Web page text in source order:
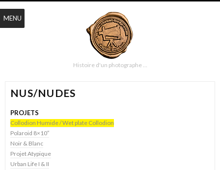
Histoire d'un photographe …
NUS/NUDES
PROJETS
Collodion Humide / Wet plate Collodion
Polaroid 8×10″
Noir & Blanc
Projet Atypique
Urban Life I & II
MENU